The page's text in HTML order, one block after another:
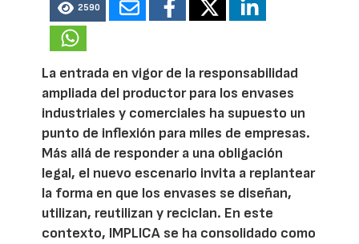
2590
La entrada en vigor de la responsabilidad
ampliada del productor para los envases
industriales y comerciales ha supuesto un
punto de inflexión para miles de empresas.
Más allá de responder a una obligación
legal, el nuevo escenario invita a replantear
la forma en que los envases se diseñan,
utilizan, reutilizan y reciclan. En este
contexto, IMPLICA se ha consolidado como